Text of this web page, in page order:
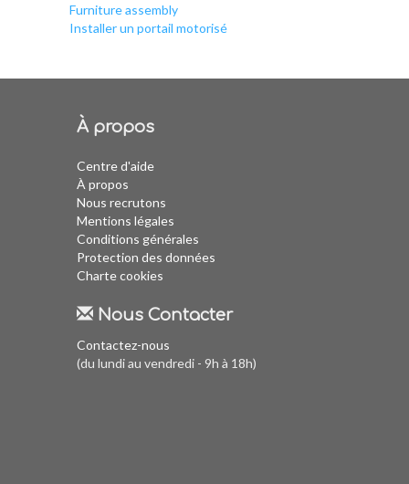
Furniture assembly
Installer un portail motorisé
À propos
Centre d'aide
À propos
Nous recrutons
Mentions légales
Conditions générales
Protection des données
Charte cookies
Nous Contacter
Contactez-nous
(du lundi au vendredi - 9h à 18h)